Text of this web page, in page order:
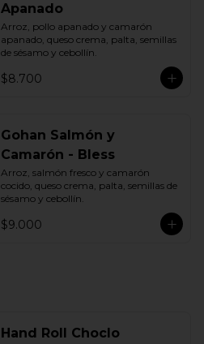
Apanado
Arroz, pollo apanado y camarón
apanado, queso crema, palta, semillas
de sésamo y cebollín.
$8.700
Gohan Salmón y
Camarón - Bless
Arroz, salmón fresco y camarón
cocido, queso crema, palta, semillas de
sésamo y cebollín.
$9.000
Hand Roll Choclo